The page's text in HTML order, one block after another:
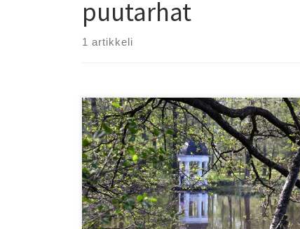
puutarhat
1 artikkeli
Mustion linna puistoineen on upea päiväretkikohde
Helsingistä. Katso kuvat ja lumoudu!